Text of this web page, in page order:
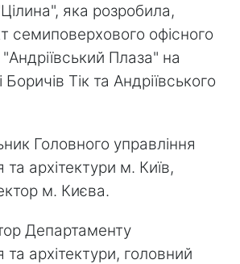
яка розробила,
семиповерхового офісного
Плаза" на
Боричів Тік та Андріївського
Головного управління
та архітектури м. Київ,
м. Києва.
Департаменту
та архітектури, головний